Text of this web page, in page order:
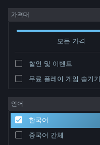
로그인
커뮤니티
정보
지원
가격대
모든 가격
할인 및 이벤트
무료 플레이 게임 숨기기
언어
한국어
중국어 간체
개발자: Lucy B. Locks
정렬 기준 연관성